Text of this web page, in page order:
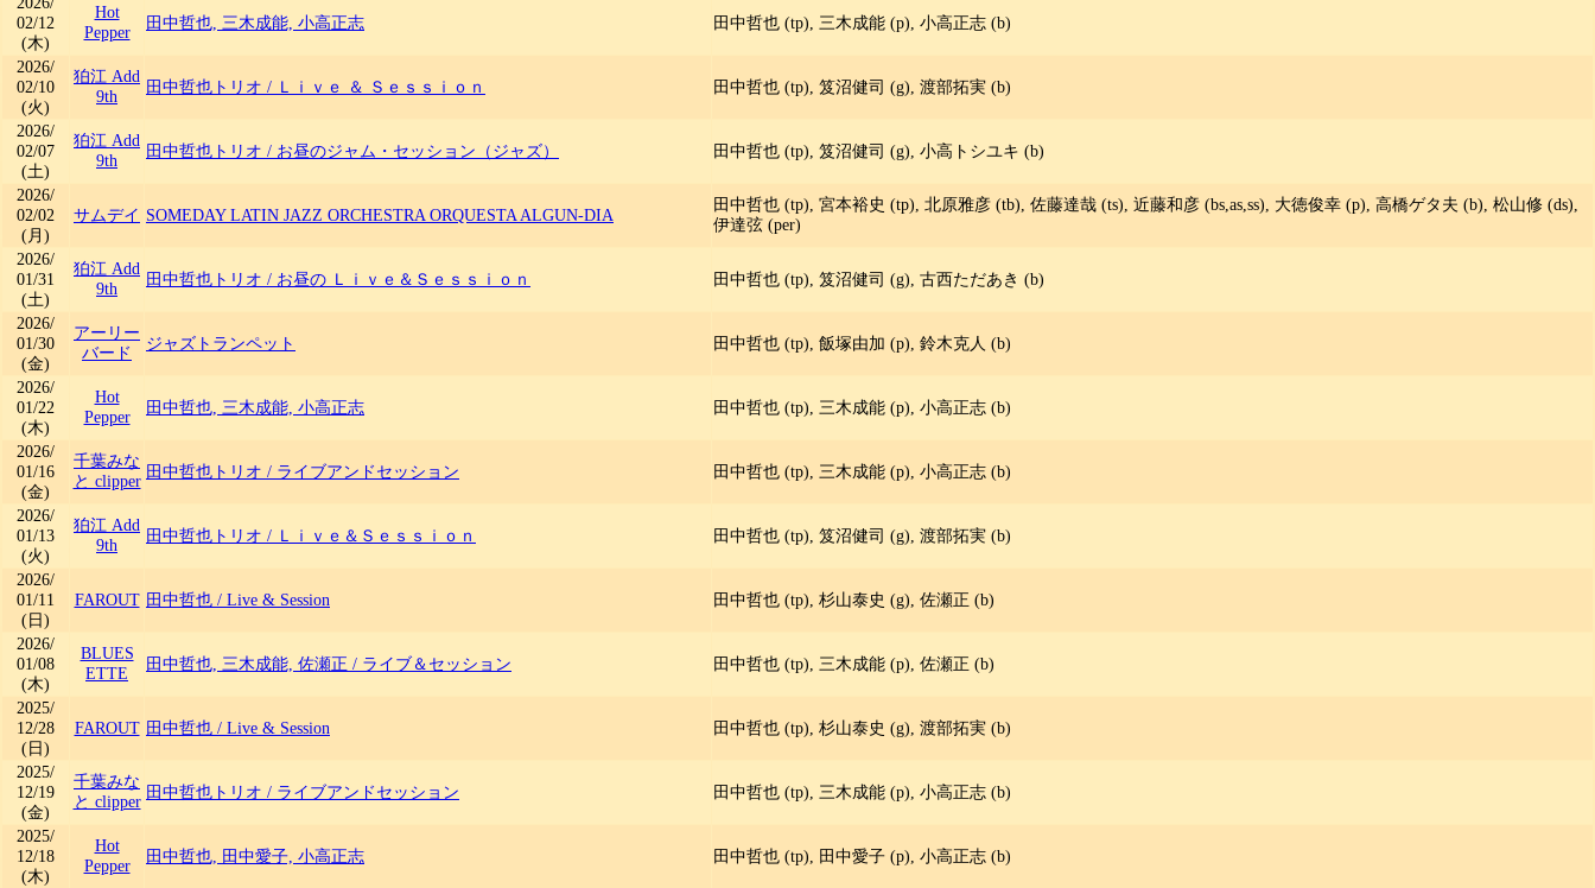
02/12
(木)
Hot
Pepper
田中哲也, 三木成能, 小高正志 田中哲也 (tp), 三木成能 (p), 小高正志 (b)
2026/
02/10
(火)
狛江 Add
9th
田中哲也トリオ / Ｌｉｖｅ ＆ Ｓｅｓｓｉｏｎ 田中哲也 (tp), 笈沼健司 (g), 渡部拓実 (b)
2026/
02/07
(土)
狛江 Add
9th
田中哲也トリオ / お昼のジャム・セッション（ジャズ） 田中哲也 (tp), 笈沼健司 (g), 小高トシユキ (b)
2026/
02/02
(月)
サムデイ SOMEDAY LATIN JAZZ ORCHESTRA ORQUESTA ALGUN-DIA
田中哲也 (tp), 宮本裕史 (tp), 北原雅彦 (tb), 佐藤達哉 (ts), 近藤和彦 (bs,as,ss), 大徳俊幸 (p), 高橋ゲタ夫 (b), 松山修 (ds),
伊達弦 (per)
2026/
01/31
(土)
狛江 Add
9th
田中哲也トリオ / お昼の Ｌｉｖｅ＆Ｓｅｓｓｉｏｎ 田中哲也 (tp), 笈沼健司 (g), 古西ただあき (b)
2026/
01/30
(金)
アーリー
バード
ジャズトランペット 田中哲也 (tp), 飯塚由加 (p), 鈴木克人 (b)
2026/
01/22
(木)
Hot
Pepper
田中哲也, 三木成能, 小高正志 田中哲也 (tp), 三木成能 (p), 小高正志 (b)
2026/
01/16
(金)
千葉みな
と clipper 田中哲也トリオ / ライブアンドセッション 田中哲也 (tp), 三木成能 (p), 小高正志 (b)
2026/
01/13
(火)
狛江 Add
9th
田中哲也トリオ / Ｌｉｖｅ＆Ｓｅｓｓｉｏｎ 田中哲也 (tp), 笈沼健司 (g), 渡部拓実 (b)
2026/
01/11
(日)
FAROUT 田中哲也 / Live & Session 田中哲也 (tp), 杉山泰史 (g), 佐瀬正 (b)
2026/
01/08
(木)
BLUES
ETTE
田中哲也, 三木成能, 佐瀬正 / ライブ＆セッション 田中哲也 (tp), 三木成能 (p), 佐瀬正 (b)
2025/
12/28
(日)
FAROUT 田中哲也 / Live & Session 田中哲也 (tp), 杉山泰史 (g), 渡部拓実 (b)
2025/
12/19
(金)
千葉みな
と clipper 田中哲也トリオ / ライブアンドセッション 田中哲也 (tp), 三木成能 (p), 小高正志 (b)
2025/
12/18
(木)
Hot
Pepper
田中哲也, 田中愛子, 小高正志 田中哲也 (tp), 田中愛子 (p), 小高正志 (b)